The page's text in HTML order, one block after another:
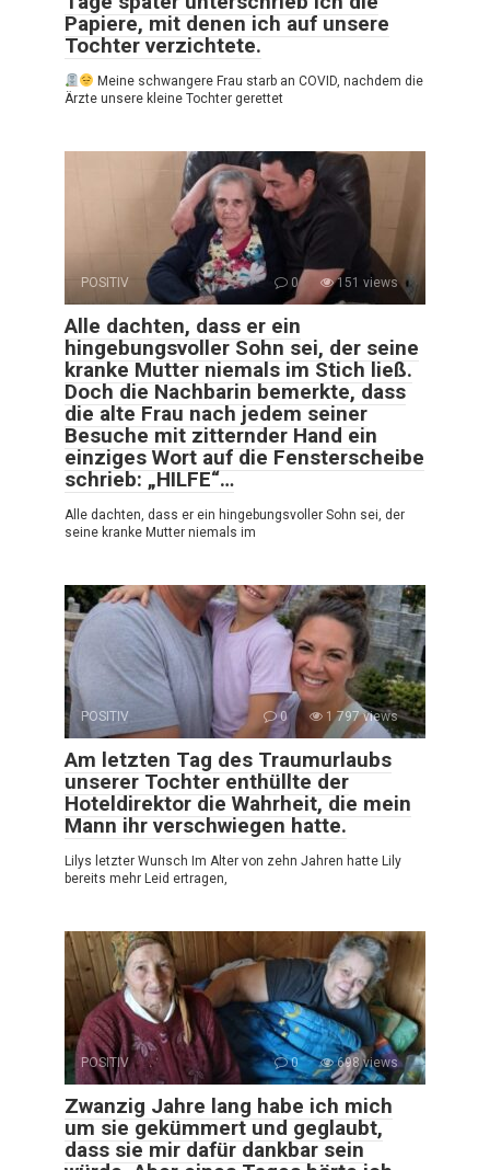
Papiere, mit denen ich auf unsere
Tochter verzichtete.
Meine schwangere Frau starb an COVID, nachdem die
Ärzte unsere kleine Tochter gerettet
POSITIV 0 151 views
Alle dachten, dass er ein
hingebungsvoller Sohn sei, der seine
kranke Mutter niemals im Stich ließ.
Doch die Nachbarin bemerkte, dass
die alte Frau nach jedem seiner
Besuche mit zitternder Hand ein
einziges Wort auf die Fensterscheibe
schrieb: „HILFE“…
Alle dachten, dass er ein hingebungsvoller Sohn sei, der
seine kranke Mutter niemals im
POSITIV 0 1 797 views
Am letzten Tag des Traumurlaubs
unserer Tochter enthüllte der
Hoteldirektor die Wahrheit, die mein
Mann ihr verschwiegen hatte.
Lilys letzter Wunsch Im Alter von zehn Jahren hatte Lily
bereits mehr Leid ertragen,
POSITIV 0 698 views
Zwanzig Jahre lang habe ich mich
um sie gekümmert und geglaubt,
dass sie mir dafür dankbar sein